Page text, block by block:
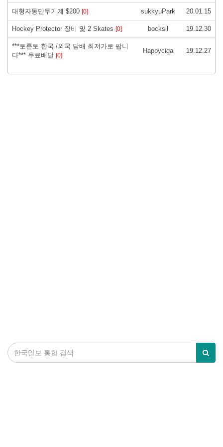
대형자동만두기계 $200 [0] sukkyuPark 20.01.15
Hockey Protector 장비 및 2 Skates [0] bocksil 19.12.30
***토론토 한국 /외국 담배 최저가로 팝니
다*** 무료배달 [0]
Happyciga 19.12.27